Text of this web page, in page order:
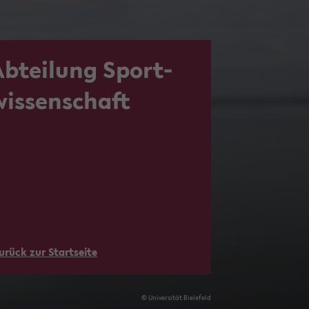
Sport­
zur Start­sei­te
© Uni­ver­si­tät Bie­le­feld